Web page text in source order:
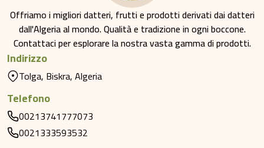
Offriamo i migliori datteri, frutti e prodotti derivati dai datteri
dall'Algeria al mondo. Qualità e tradizione in ogni boccone.
Contattaci per esplorare la nostra vasta gamma di prodotti.
Indirizzo
Tolga, Biskra, Algeria
Telefono
00213741777073
0021333593532